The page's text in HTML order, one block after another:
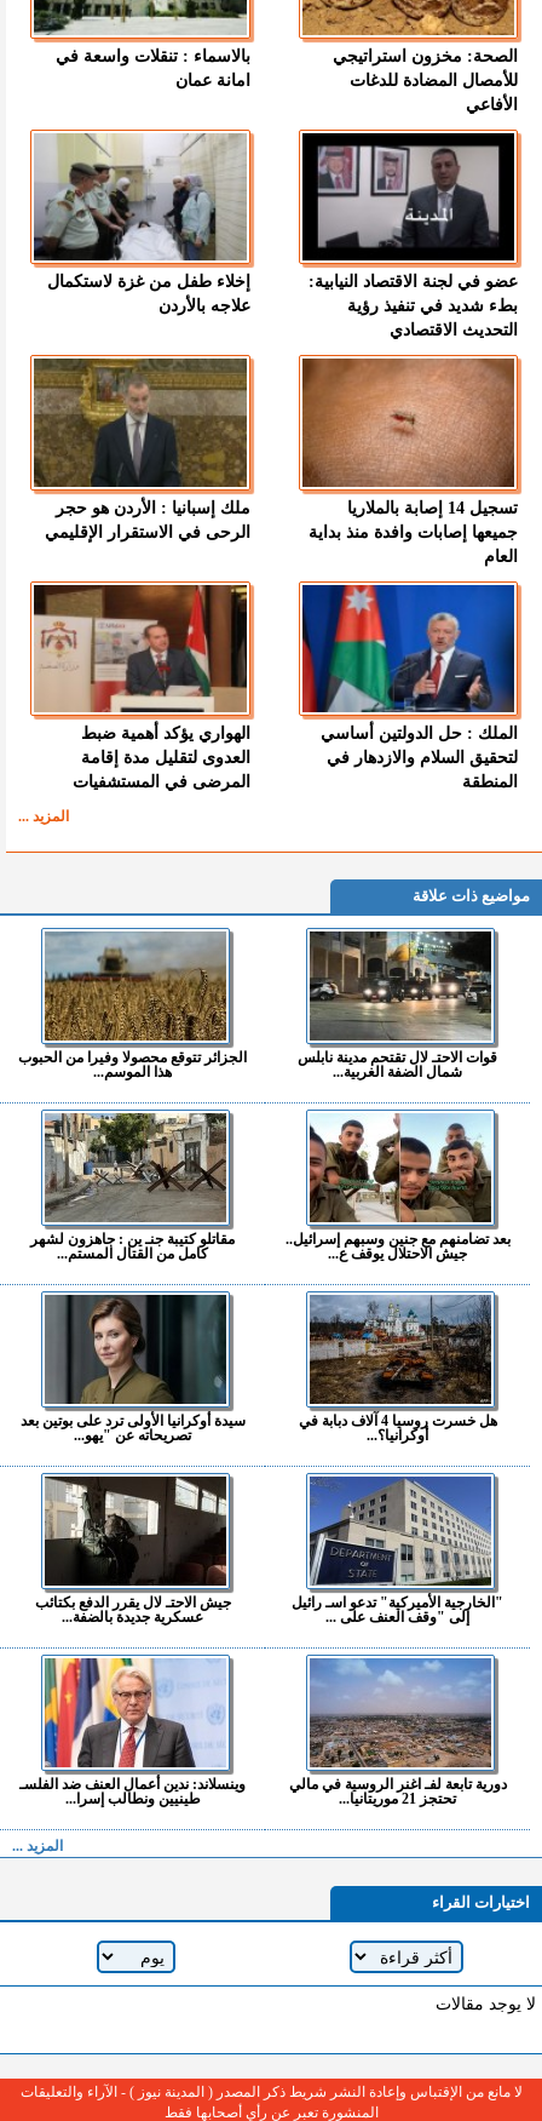
الصحة: مخزون استراتيجي
للأمصال المضادة للدغات
الأفاعي
بالاسماء : تنقلات واسعة في
امانة عمان
عضو في لجنة الاقتصاد النيابية:
بطء شديد في تنفيذ رؤية
التحديث الاقتصادي
إخلاء طفل من غزة لاستكمال
علاجه بالأردن
تسجيل 14 إصابة بالملاريا
جميعها إصابات وافدة منذ بداية
العام
ملك إسبانيا : الأردن هو حجر
الرحى في الاستقرار الإقليمي
الملك : حل الدولتين أساسي
لتحقيق السلام والازدهار في
المنطقة
الهواري يؤكد أهمية ضبط
العدوى لتقليل مدة إقامة
المرضى في المستشفيات
المزيد ...
مواضيع ذات علاقة
قوات الاحتـ لال تقتحم مدينة نابلس
شمال الضفة الغربية...
الجزائر تتوقع محصولا وفيرا من الحبوب
هذا الموسم...
بعد تضامنهم مع جنين وسبهم إسرائيل..
جيش الاحتلال يوقف ع...
مقاتلو كتيبة جنـ ين : جاهزون لشهر
كامل من القتال المستم...
هل خسرت روسيا 4 آلاف دبابة في
أوكرانيا؟...
سيدة أوكرانيا الأولى ترد على بوتين بعد
تصريحاته عن "يهو...
"الخارجية الأميركية" تدعو اسـ رائيل
إلى "وقف العنف على ...
جيش الاحتـ لال يقرر الدفع بكتائب
عسكرية جديدة بالضفة...
دورية تابعة لفـ اغنر الروسية في مالي
تحتجز 21 موريتانيا...
وينسلاند: ندين أعمال العنف ضد الفلسـ
طينيين ونطالب إسرا...
المزيد ...
اختيارات القراء
لا يوجد مقالات
لا مانع من الإقتباس وإعادة النشر شريط ذكر المصدر ( المدينة نيوز ) - الآراء والتعليقات
المنشورة تعبر عن رأي أصحابها فقط